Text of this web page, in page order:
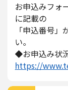
お申込みフォ
に記載の
「申込番号
い。
◆お申込み状
https://